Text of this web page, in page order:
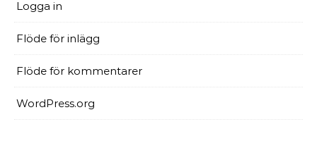
Logga in
Flöde för inlägg
Flöde för kommentarer
WordPress.org